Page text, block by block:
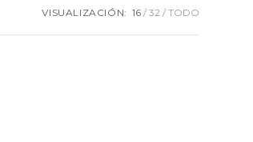
VISUALIZACIÓN: 16 32 TODO